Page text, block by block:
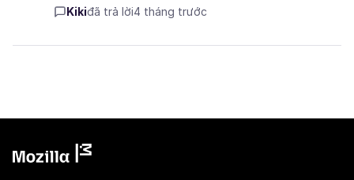
Kikiđã trả lời4 tháng trước